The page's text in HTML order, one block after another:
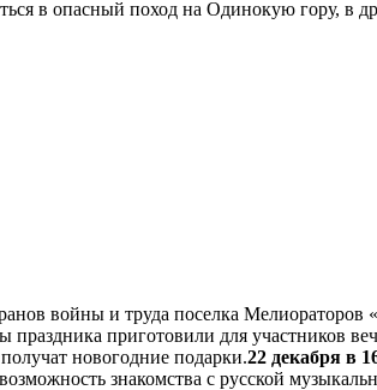
в опасный поход на Одинокую гору, в
войны и труда поселка
приготовили для участников
новогодние подарки.22 декабря в
знакомства с русской